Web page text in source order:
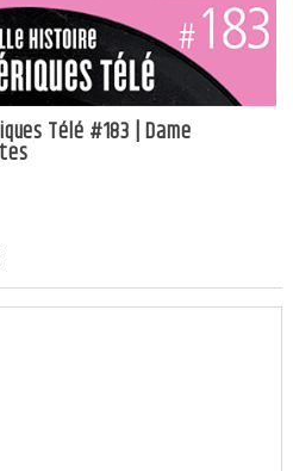
Télé #183 | Dame